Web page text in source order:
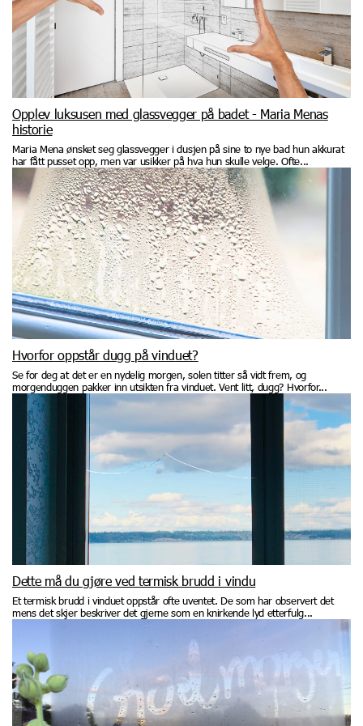
Opplev luksusen med glassvegger på badet - Maria Menas
historie
Maria Mena ønsket seg glassvegger i dusjen på sine to nye bad hun akkurat
har fått pusset opp, men var usikker på hva hun skulle velge. Ofte...
Hvorfor oppstår dugg på vinduet?
Se for deg at det er en nydelig morgen, solen titter så vidt frem, og
morgenduggen pakker inn utsikten fra vinduet. Vent litt, dugg? Hvorfor...
Dette må du gjøre ved termisk brudd i vindu
Et termisk brudd i vinduet oppstår ofte uventet. De som har observert det
mens det skjer beskriver det gjerne som en knirkende lyd etterfulg...